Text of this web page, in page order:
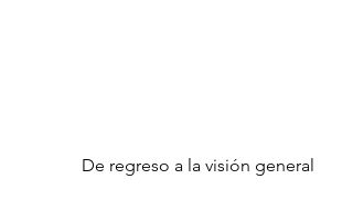
De regreso a la visión general